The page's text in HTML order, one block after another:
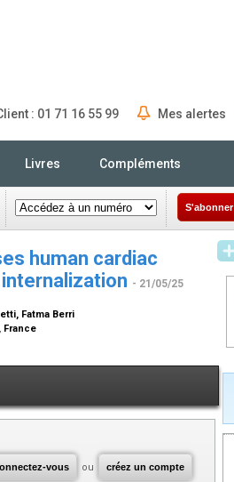
: 01 71 16 55 99 Mes alertes
Livres Compléments
S'abonner
human cardiac
- 21/05/25
Fatma Berri
France
vous ou créez un compte